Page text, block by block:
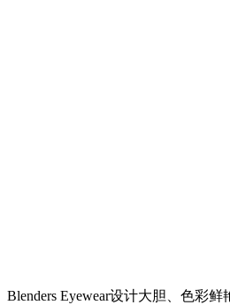
Blenders Eyewear设计大胆、色彩